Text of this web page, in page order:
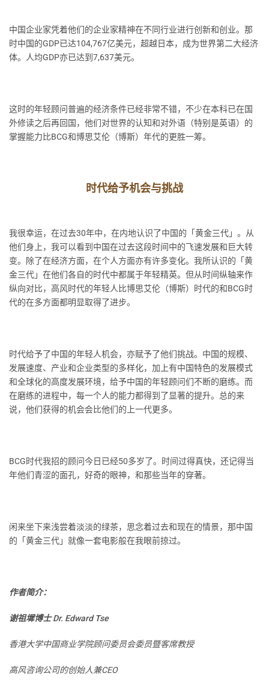
中国企业家凭着他们的企业家精神在不同行业进行创新和创业。那
时中国的GDP已达104,767亿美元，超越日本，成为世界第二大经济
体。人均GDP亦已达到7,637美元。
这时的年轻顾问普遍的经济条件已经非常不错，不少在本科已在国
外修读之后再回国，他们对世界的认知和对外语（特别是英语）的
掌握能力比BCG和博思艾伦（博斯）年代的更胜一筹。
时代给予机会与挑战
我很幸运，在过去30年中，在内地认识了中国的「黄金三代」。从
他们身上，我可以看到中国在过去这段时间中的飞速发展和巨大转
变。除了在经济方面，在个人方面亦有许多变化。我所认识的「黄
金三代」在他们各自的时代中都属于年轻精英。但从时间纵轴来作
纵向对比，高风时代的年轻人比博思艾伦（博斯）时代的和BCG时
代的在多方面都明显取得了进步。
时代给予了中国的年轻人机会，亦赋予了他们挑战。中国的规模、
发展速度、产业和企业类型的多样化，加上有中国特色的发展模式
和全球化的高度发展环境，给予中国的年轻顾问们不断的磨练。而
在磨练的进程中，每一个人的能力都得到了显著的提升。总的来
说，他们获得的机会会比他们的上一代更多。
BCG时代我招的顾问今日已经50多岁了。时间过得真快，还记得当
年他们青涩的面孔，好奇的眼神，和那些当年的穿著。
闲来坐下来浅尝着淡淡的绿茶，思念着过去和现在的情景，那中国
的「黄金三代」就像一套电影般在我眼前掠过。
作者简介：
谢祖墀博士 Dr. Edward Tse
香港大学中国商业学院顾问委员会委员暨客席教授
高风咨询公司的创始人兼CEO